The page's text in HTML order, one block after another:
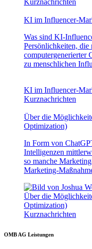
KI im Influencer-
Was sind KI-
Persönlichkeiten,
computergenerierter
zu menschlichen
KI im Influencer-
Kurznachrichten
Über die
Optimization)
In Form von
Intelligenzen
so manche
Marketing-
Über die
Optimization)
Kurznachrichten
OMB AG Leistungen